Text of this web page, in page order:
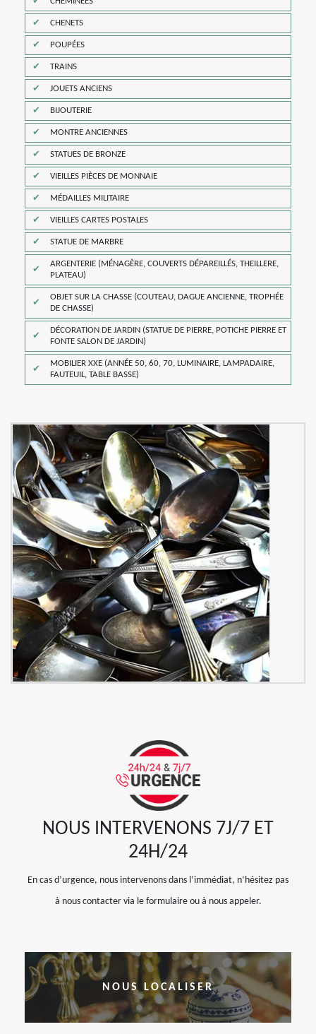
CHENETS
POUPÉES
TRAINS
JOUETS ANCIENS
BIJOUTERIE
MONTRE ANCIENNES
STATUES DE BRONZE
VIEILLES PIÈCES DE MONNAIE
MÉDAILLES MILITAIRE
VIEILLES CARTES POSTALES
STATUE DE MARBRE
ARGENTERIE (MÉNAGÈRE, COUVERTS DÉPAREILLÉS, THEILLERE,
PLATEAU)
OBJET SUR LA CHASSE (COUTEAU, DAGUE ANCIENNE, TROPHÉE
DE CHASSE)
DÉCORATION DE JARDIN (STATUE DE PIERRE, POTICHE PIERRE ET
FONTE SALON DE JARDIN)
MOBILIER XXE (ANNÉE 50, 60, 70, LUMINAIRE, LAMPADAIRE,
FAUTEUIL, TABLE BASSE)
NOUS INTERVENONS 7J/7 ET
24H/24
En cas d’urgence, nous intervenons dans l’immédiat, n’hésitez pas
à nous contacter via le formulaire ou à nous appeler.
NOUS LOCALISER